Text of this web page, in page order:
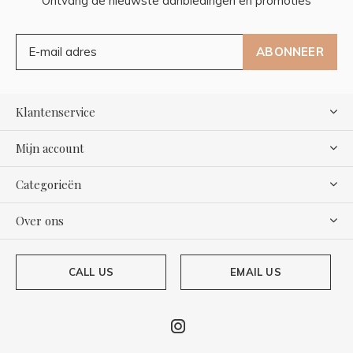
ABONNEER
Klantenservice
Mijn account
Categorieën
Over ons
CALL US EMAIL US